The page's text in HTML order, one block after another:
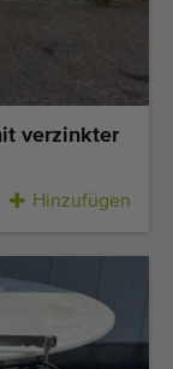
verzinkter
Hinzufügen